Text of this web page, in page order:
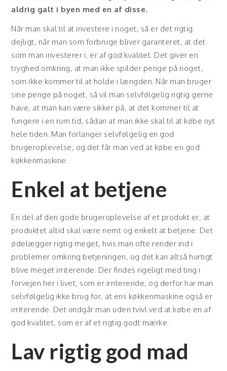
aldrig galt i byen med en af disse.
Når man skal til at investere i noget, så er det rigtig
dejligt, når man som forbruge bliver garanteret, at det
som man investerer i, er af god kvalitet. Det giver en
tryghed omkring, at man ikke spilder penge på noget,
som ikke kommer til at holde i længden. Når man bruger
sine penge på noget, så vil man selvfølgelig rigtig gerne
have, at man kan være sikker på, at det kommer til at
fungere i en rum tid, sådan at man ikke skal til at købe nyt
hele tiden. Man forlanger selvfølgelig en god
brugeroplevelse, og det får man ved at købe en god
køkkenmaskine.
Enkel at betjene
En del af den gode brugeroplevelse af et produkt er, at
produktet altid skal være nemt og enkelt at betjene. Det
ødelægger rigtig meget, hvis man ofte render ind i
problemer omkring betjeningen, og det kan altså hurtigt
blive meget irriterende. Der findes rigeligt med ting i
forvejen her i livet, som er irriterende, og derfor har man
selvfølgelig ikke brug for, at ens køkkenmaskine også er
irriterende. Det undgår man uden tvivl ved at købe en af
god kvalitet, som er af et rigtig godt mærke.
Lav rigtig god mad